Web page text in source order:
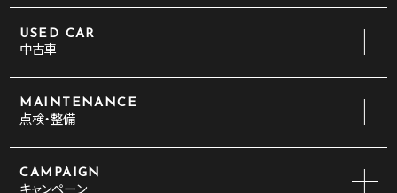
USED CAR
中古車
MAINTENANCE
点検・整備
CAMPAIGN
キャンペーン